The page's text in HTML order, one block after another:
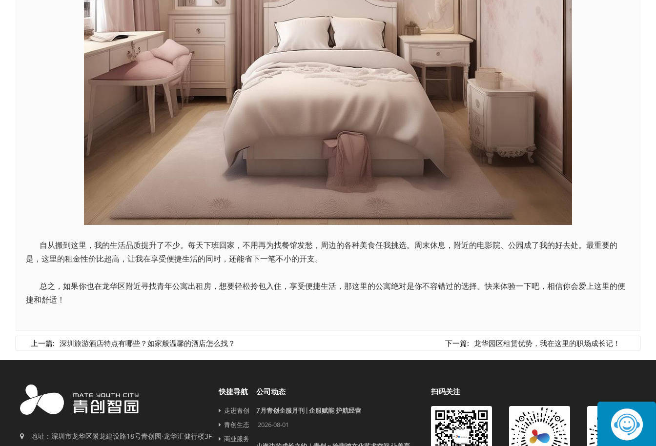
自从搬到这里，我的生活品质提升了不少。每天下班回家，不用再为找餐馆发愁，周边的各种美食任我挑选。周末休息，附近的电影院、公园成了我的好去处。最重要的
是，这里的租金性价比超高，让我在享受便捷生活的同时，还能省下一笔不小的开支。
总之，如果你也在龙华区附近寻找青年公寓出租房，想要轻松拎包入住，享受便捷生活，那这里的公寓绝对是你不容错过的选择。快来体验一下吧，相信你会爱上这里的便
捷和舒适！
上一篇: 深圳旅游酒店特点有哪些？如家般温馨的酒店怎么找？ 下一篇: 龙华园区租赁优势，我在这里的职场成长记！
地址：深圳市龙华区景龙建设路18号青创园·龙华汇健行楼3F-
快捷导航
走进青创
青创生态
商业服务
公司动态
7月青创企服月刊 | 企服赋能 护航经营
2026-08-01
扫码关注